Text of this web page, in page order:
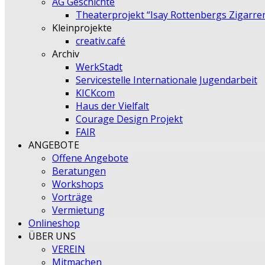
Theaterprojekt “Isay Rottenbergs
Kleinprojekte
creativ.café
Archiv
WerkStadt
Servicestelle Internationale Jugendarbeit
KICKcom
Haus der Vielfalt
Courage Design Projekt
FAIR
ANGEBOTE
Offene Angebote
Beratungen
Workshops
Vorträge
Vermietung
Onlineshop
ÜBER UNS
VEREIN
Mitmachen